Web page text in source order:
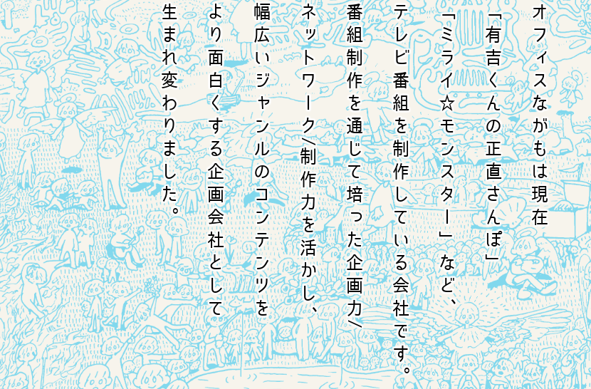
オフィスながもは現在
「有吉くんの正直さんぽ」
「ミライ☆モンスター」など、
テレビ番組を制作している会社です。
番組制作を通じて培った企画力/
ネットワーク/制作力を活かし、
幅広いジャンルのコンテンツを
より面白くする企画会社として
生まれ変わりました。